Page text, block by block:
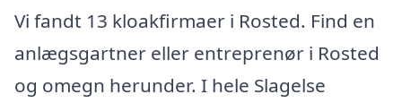
Vi fandt 13 kloakfirmaer i Rosted. Find en
anlægsgartner eller entreprenør i Rosted
og omegn herunder. I hele Slagelse